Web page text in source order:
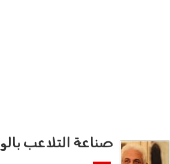
صناعة التلاعب